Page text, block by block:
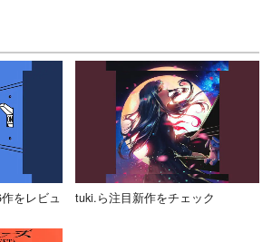
をレビュ
tuki.ら注目新作をチェック